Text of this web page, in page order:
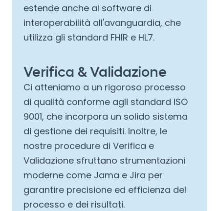
estende anche al software di
interoperabilità all'avanguardia, che
utilizza gli standard FHIR e HL7.
Verifica & Validazione
Ci atteniamo a un rigoroso processo
di qualità conforme agli standard ISO
9001, che incorpora un solido sistema
di gestione dei requisiti. Inoltre, le
nostre procedure di Verifica e
Validazione sfruttano strumentazioni
moderne come Jama e Jira per
garantire precisione ed efficienza del
processo e dei risultati.